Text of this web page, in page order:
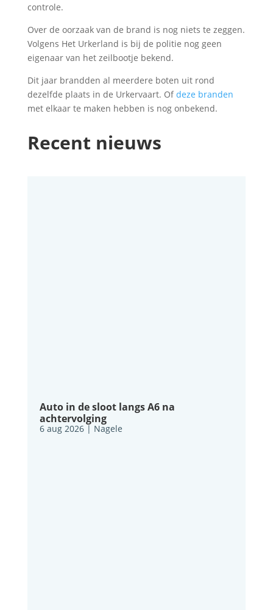
controle.
Over de oorzaak van de brand is nog niets te zeggen.
Volgens Het Urkerland is bij de politie nog geen
eigenaar van het zeilbootje bekend.
Dit jaar brandden al meerdere boten uit rond
dezelfde plaats in de Urkervaart. Ofdeze branden
met elkaar te maken hebben is nog onbekend.
Recent nieuws
Auto in de sloot langs A6 na
achtervolging
6 aug 2026| Nagele